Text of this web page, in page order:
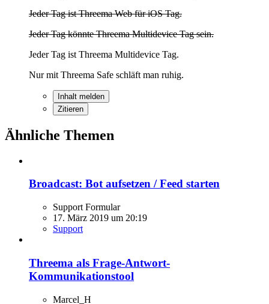
Jeder Tag ist Threema Web für iOS Tag.
Jeder Tag könnte Threema Multidevice Tag sein.
Jeder Tag ist Threema Multidevice Tag.
Nur mit Threema Safe schläft man ruhig.
Inhalt melden
Zitieren
Ähnliche Themen
Broadcast: Bot aufsetzen / Feed starten
Support Formular
17. März 2019 um 20:19
Support
Threema als Frage-Antwort-
Kommunikationstool
Marcel_H